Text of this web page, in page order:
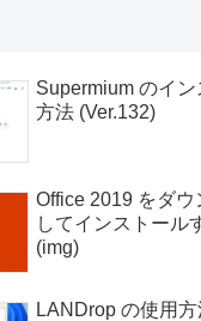
Supermium のイ
方法 (Ver.132)
Office 2019 をダウ
してインストール
(img)
LANDrop の使用